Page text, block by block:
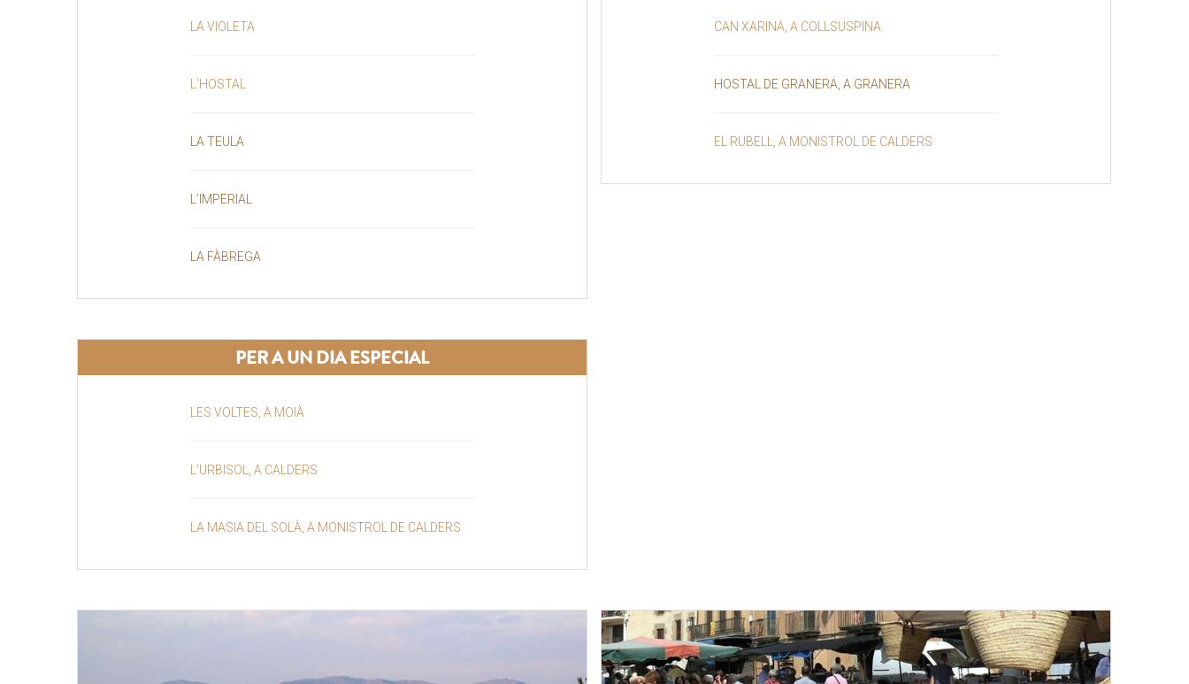
LA VIOLETA
L’HOSTAL
LA TEULA
L’IMPERIAL
LA FÀBREGA
CAN XARINA, A COLLSUSPINA
HOSTAL DE GRANERA, A GRANERA
EL RUBELL, A MONISTROL DE CALDERS
PER A UN DIA ESPECIAL
LES VOLTES, A MOIÀ
L’URBISOL, A CALDERS
LA MASIA DEL SOLÀ, A MONISTROL DE CALDERS